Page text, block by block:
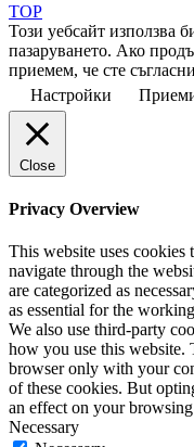
TOP
Този уебсайт използва
пазаруването. Ако
приемем, че сте
Настройки
Close
Privacy Overview
This website uses
navigate through the
are categorized as
as essential for the
We also use third-party
how you use this website.
browser only with your
of these cookies. But
an effect on your
Necessary